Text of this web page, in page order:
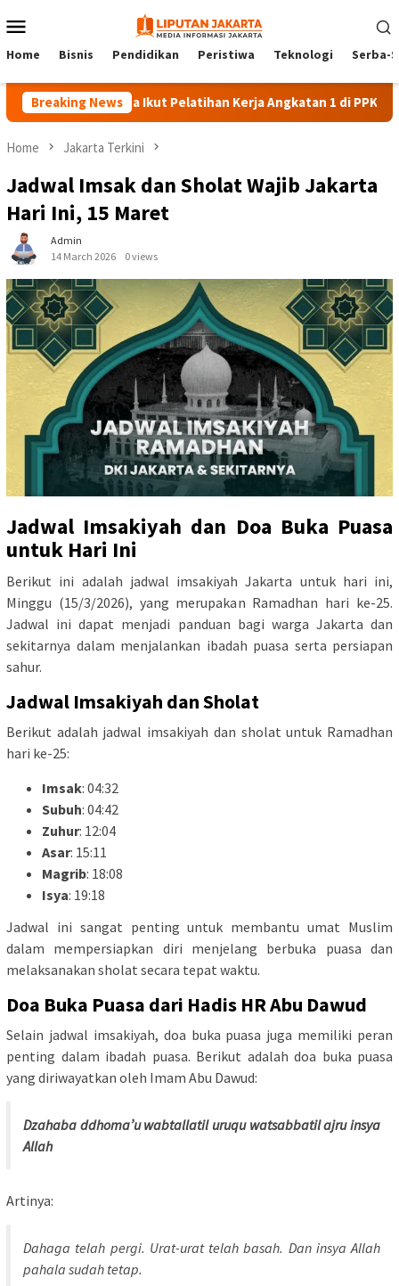
to
Menu
Home Bisnis Pendidikan Peristiwa Teknologi Serba-
Breaking News
140 Peserta Ikut Pelatihan Kerja Angkatan 1 di PPKD Jaksel
Home Jakarta Terkini
Jadwal Imsak dan Sholat Wajib Jakarta
Hari Ini, 15 Maret
Admin
14 March 2026
0 views
Jadwal Imsakiyah dan Doa Buka Puasa
untuk Hari Ini
Berikut ini adalah jadwal imsakiyah Jakarta untuk hari ini,
Minggu (15/3/2026), yang merupakan Ramadhan hari ke-25.
Jadwal ini dapat menjadi panduan bagi warga Jakarta dan
sekitarnya dalam menjalankan ibadah puasa serta persiapan
sahur.
Jadwal Imsakiyah dan Sholat
Berikut adalah jadwal imsakiyah dan sholat untuk Ramadhan
hari ke-25:
Imsak: 04:32
Subuh: 04:42
Zuhur: 12:04
Asar: 15:11
Magrib: 18:08
Isya: 19:18
Jadwal ini sangat penting untuk membantu umat Muslim
dalam mempersiapkan diri menjelang berbuka puasa dan
melaksanakan sholat secara tepat waktu.
Doa Buka Puasa dari Hadis HR Abu Dawud
Selain jadwal imsakiyah, doa buka puasa juga memiliki peran
penting dalam ibadah puasa. Berikut adalah doa buka puasa
yang diriwayatkan oleh Imam Abu Dawud:
Dzahaba ddhoma’u wabtallatil uruqu watsabbatil ajru insya
Allah
Artinya:
Dahaga telah pergi. Urat-urat telah basah. Dan insya Allah
pahala sudah tetap.